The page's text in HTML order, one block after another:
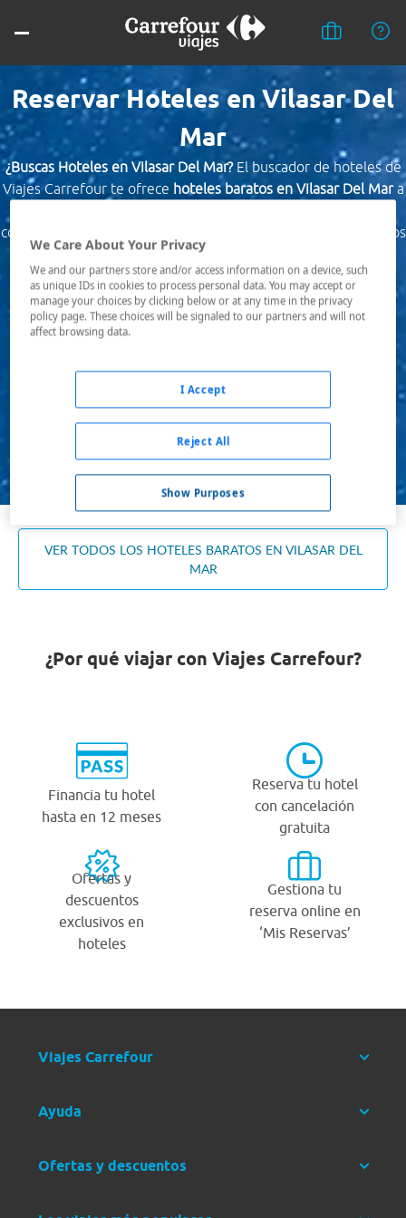
Reservar Hoteles en Vilasar Del
Mar
¿Buscas Hoteles en Vilasar Del Mar?El buscador de hoteles de
Viajes Carrefour te ofrece hoteles baratos en Vilasar Del Mara
comunicados, el hotel que busques nosotros te lo encontramos
al mejor precio.
Destino *
Ocupación *
Buscar
VER TODOS LOS HOTELES BARATOS EN VILASAR DEL
MAR
¿Por qué viajar con Viajes Carrefour?
Financia tu hotel
hasta en 12 meses
Reserva tu hotel
con cancelación
gratuita
Ofertas y
descuentos
exclusivos en
hoteles
Gestiona tu
reserva online en
‘Mis Reservas’
Viajes Carrefour
Ayuda
Ofertas y descuentos
We Care About Your Privacy
We and our partners store and/or access information on a device, such
as unique IDs in cookies to process personal data. You may accept or
manage your choices by clicking below or at any time in the privacy
policy page. These choices will be signaled to our partners and will not
affect browsing data.
Show Purposes
Reject All
I Accept